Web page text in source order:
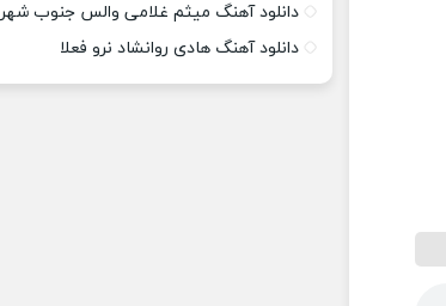
دانلود آهنگ میثم غلامی والس جنوب شهر
دانلود آهنگ هادی روانشاد نرو فعلا